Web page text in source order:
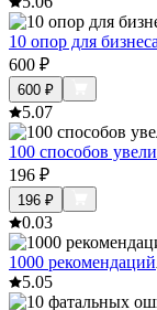
10 опор для бизнеса
600 ₽
600 ₽
5.07
100 способов
196 ₽
196 ₽
0.03
1000 рекомендаций
5.05